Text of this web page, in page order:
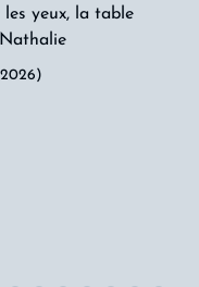
yeux, la table